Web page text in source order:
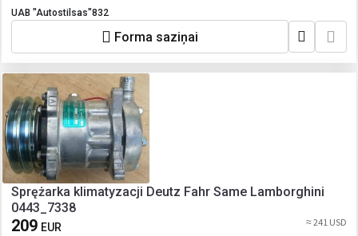
UAB "Autostilsas"832
Forma saziņai
Sprężarka klimatyzacji Deutz Fahr Same Lamborghini
0443_7338
209 EUR ≈ 241 USD